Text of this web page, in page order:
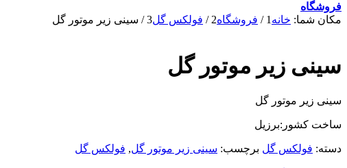
فروشگاه
مکان شما: خانه 1
/ فروشگاه2
/ فولکس گل3
/ سینی زیر موتور گل
سینی زیر موتور گل
سینی زیر موتور گل
ساخت کشور:برزیل
دسته: فولکس گل برچسب: سینی زیر موتور گل, فولکس گل